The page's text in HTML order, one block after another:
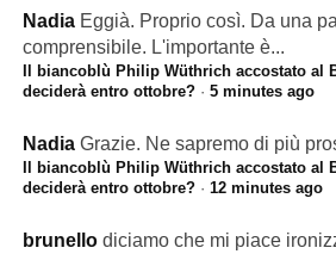
Nadia Eggià. Proprio così. Da una
comprensibile. L'importante è...
Il biancoblù Philip Wüthrich accostato al
deciderà entro ottobre?· 5 minutes ago
Nadia Grazie. Ne sapremo di più
Il biancoblù Philip Wüthrich accostato al
deciderà entro ottobre?· 12 minutes ago
brunello diciamo che mi piace